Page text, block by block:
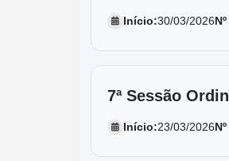
Início:30/03/2026
7ª Sessão
Início:23/03/2026